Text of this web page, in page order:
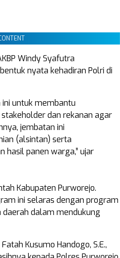
Windy Syafutra
nyata kehadiran Polri di
ini untuk membantu
dan rekanan agar
jembatan ini
(alsintan) serta
hasil panen warga,” ujar
Kabupaten Purworejo.
ini selaras dengan program
dalam mendukung
Kusumo Handogo, S.E.,